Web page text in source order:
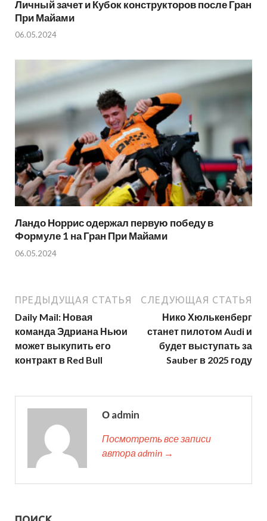
Личный зачет и Кубок конструкторов после Гран
При Майами
06.05.2024
Ландо Норрис одержал первую победу в
Формуле 1 на Гран При Майами
06.05.2024
ПРЕДЫДУЩАЯ СТАТЬЯ
Daily Mail: Новая
команда Эдриана Ньюи
может выкупить его
контракт в Red Bull
СЛЕДУЮЩАЯ СТАТЬЯ
Нико Хюлькенберг
станет пилотом Audi и
будет выступать за
Sauber в 2025 году
О admin
Посмотреть все записи
автора admin →